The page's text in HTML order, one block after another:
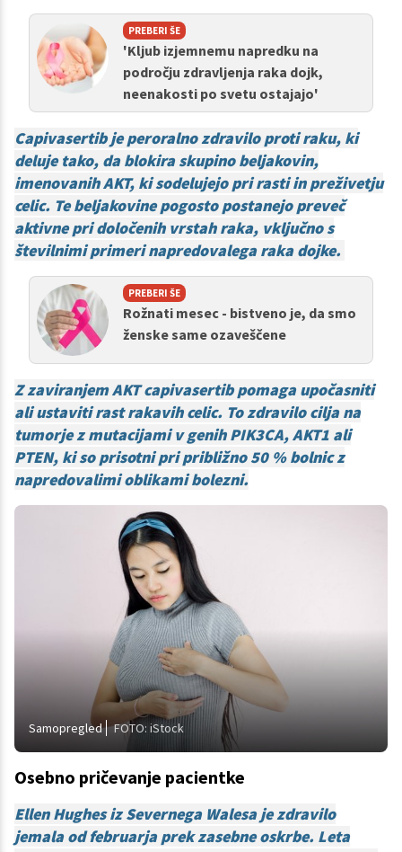
PREBERI ŠE
'Kljub izjemnemu napredku na
področju zdravljenja raka dojk,
neenakosti po svetu ostajajo'
Capivasertib je peroralno zdravilo proti raku, ki
deluje tako, da blokira skupino beljakovin,
imenovanih AKT, ki sodelujejo pri rasti in preživetju
celic. Te beljakovine pogosto postanejo preveč
aktivne pri določenih vrstah raka, vključno s
številnimi primeri napredovalega raka dojke.
PREBERI ŠE
Rožnati mesec - bistveno je, da smo
ženske same ozaveščene
Z zaviranjem AKT capivasertib pomaga upočasniti
ali ustaviti rast rakavih celic. To zdravilo cilja na
tumorje z mutacijami v genih PIK3CA, AKT1 ali
PTEN, ki so prisotni pri približno 50 % bolnic z
napredovalimi oblikami bolezni.
Samopregled FOTO: iStock
Osebno pričevanje pacientke
Ellen Hughes iz Severnega Walesa je zdravilo
jemala od februarja prek zasebne oskrbe. Leta